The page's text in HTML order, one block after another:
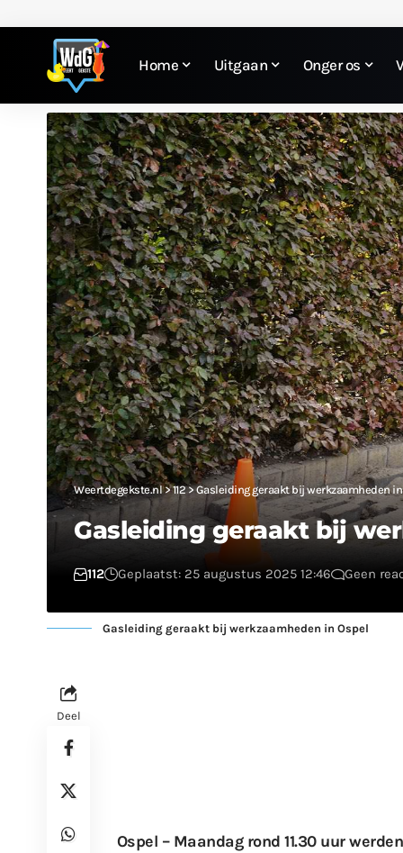
Home Uitgaan Onger os
Weertdegekste.nl>112>Gasleiding geraakt bij werkzaamheden
Gasleiding geraakt bij
112 Geplaatst: 25 augustus 2025 12:46 Geen
Gasleiding geraakt bij werkzaamheden in Ospel
Deel
Ospel – Maandag rond 11.30 uur